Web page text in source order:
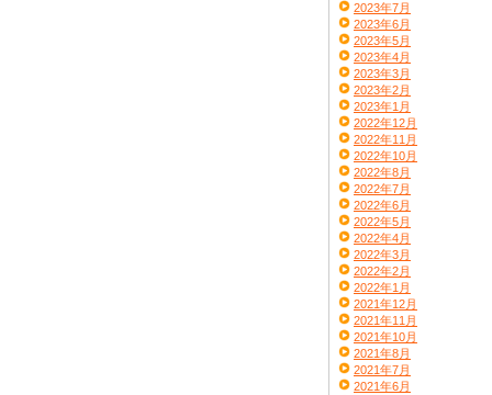
2023年7月
2023年6月
2023年5月
2023年4月
2023年3月
2023年2月
2023年1月
2022年12月
2022年11月
2022年10月
2022年8月
2022年7月
2022年6月
2022年5月
2022年4月
2022年3月
2022年2月
2022年1月
2021年12月
2021年11月
2021年10月
2021年8月
2021年7月
2021年6月